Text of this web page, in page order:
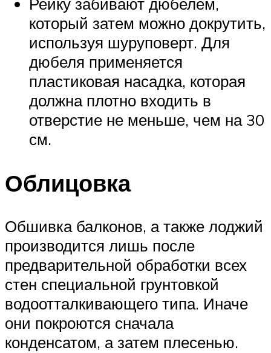
который затем можно докрутить,
используя шуруповерт. Для
дюбеля применяется
пластиковая насадка, которая
должна плотно входить в
отверстие не меньше, чем на 30
см.
Облицовка
Обшивка балконов, а также лоджий
производится лишь после
предварительной обработки всех
стен специальной грунтовкой
водоотталкивающего типа. Иначе
они покроются сначала
конденсатом, а затем плесенью.